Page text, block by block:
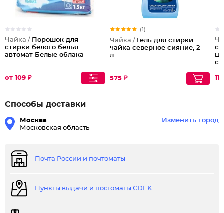
Чайка / Порошок для
стирки белого белья
автомат Белые облака
от 109 ₽
(1)
Чайка / Гель для стирки
чайка северное сияние, 2
л
575 ₽
Способы доставки
Москва
Московская область
Изменить город
Почта России и почтоматы
Пункты выдачи и постоматы CDEK